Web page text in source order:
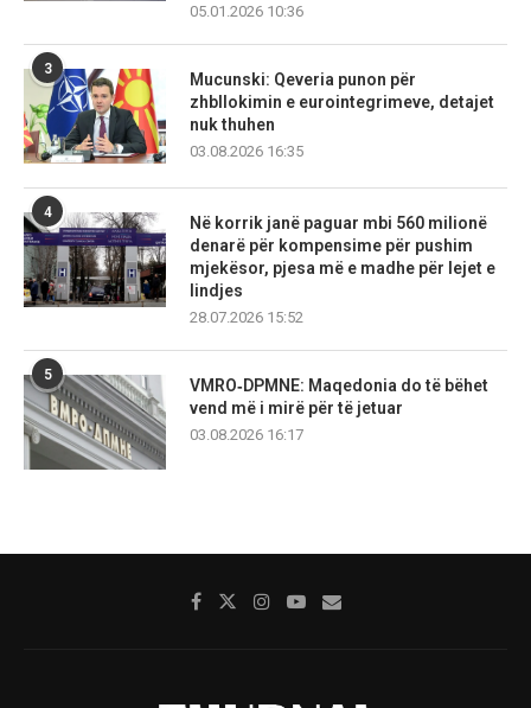
05.01.2026 10:36
3
Mucunski: Qeveria punon për
zhbllokimin e eurointegrimeve, detajet
nuk thuhen
03.08.2026 16:35
4
Në korrik janë paguar mbi 560 milionë
denarë për kompensime për pushim
mjekësor, pjesa më e madhe për lejet e
lindjes
28.07.2026 15:52
5
VMRO‑DPMNE: Maqedonia do të bëhet
vend më i mirë për të jetuar
03.08.2026 16:17